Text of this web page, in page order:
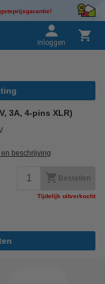
Inloggen
3A, 4-pins XLR)
beschrijving
Bestellen
Tijdelijk uitverkocht